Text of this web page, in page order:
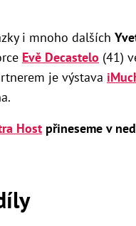
i mnoho dalších
Evě Decastelo (41)
je výstava
Host přineseme v